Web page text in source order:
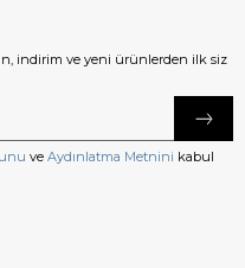
indirim ve yeni ürünlerden ilk siz
ve Aydınlatma Metnini kabul